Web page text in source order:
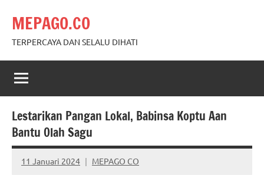
content
MEPAGO.CO
TERPERCAYA DAN SELALU DIHATI
Lestarikan Pangan Lokal, Babinsa Koptu Aan
Bantu Olah Sagu
11 Januari 2024 MEPAGO CO
No